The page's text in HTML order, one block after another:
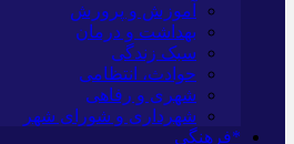
آموزش و پرورش
بهداشت و درمان
سبک زندگی
حوادث، انتظامی
شهری و رفاهی
شهرداری و شورای شهر
*فرهنگی